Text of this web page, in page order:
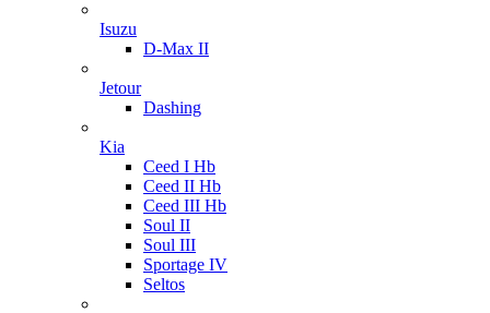
Isuzu
D-Max II
Jetour
Dashing
Kia
Ceed I Hb
Ceed II Hb
Ceed III Hb
Soul II
Soul III
Sportage IV
Seltos